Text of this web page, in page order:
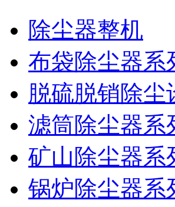
除尘器整机
布袋除尘器系
脱硫脱销除尘
滤筒除尘器系
矿山除尘器系
锅炉除尘器系